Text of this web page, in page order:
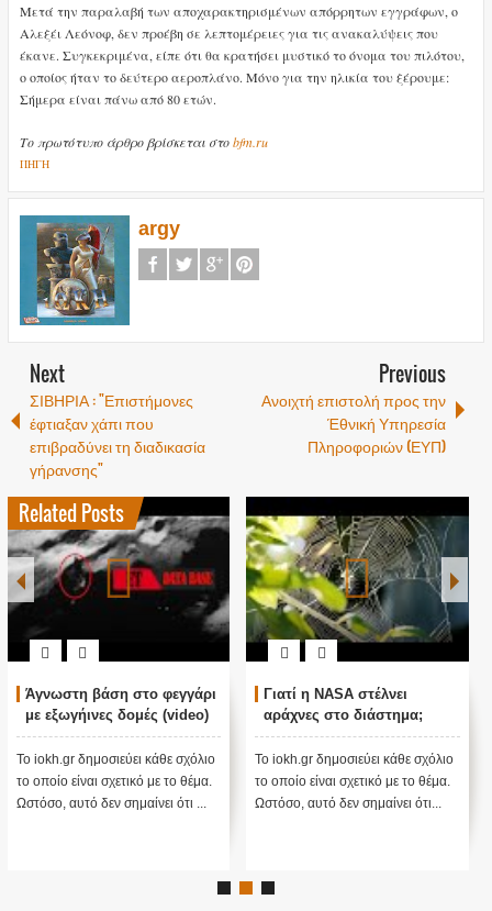
Μετά την παραλαβή των αποχαρακτηρισμένων απόρρητων εγγράφων, ο
Αλεξέι Λεόνοφ, δεν προέβη σε λεπτομέρειες για τις ανακαλύψεις που
έκανε. Συγκεκριμένα, είπε ότι θα κρατήσει μυστικό το όνομα του πιλότου,
ο οποίος ήταν το δεύτερο αεροπλάνο. Μόνο για την ηλικία του ξέρουμε:
Σήμερα είναι πάνω από 80 ετών.
Το πρωτότυπο άρθρο βρίσκεται στοbfm.ru
ΠΗΓΗ
argy
Next
ΣΙΒΗΡΙΑ : "Επιστήμονες
έφτιαξαν χάπι που
επιβραδύνει τη διαδικασία
γήρανσης"
Previous
Ανοιχτή επιστολή προς την
Έθνική Υπηρεσία
Πληροφοριών (ΕΥΠ)
Related Posts
Άγνωστη βάση στο φεγγάρι
με εξωγήινες δομές (video)
Το iokh.gr δημοσιεύει κάθε σχόλιο
το οποίο είναι σχετικό με το θέμα.
Ωστόσο, αυτό δεν σημαίνει ότι ...
Γιατί η NASA στέλνει
αράχνες στο διάστημα;
Το iokh.gr δημοσιεύει κάθε σχόλιο
το οποίο είναι σχετικό με το θέμα.
Ωστόσο, αυτό δεν σημαίνει ότι...